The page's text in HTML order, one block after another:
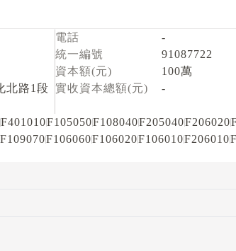
北路1段
電話
-
統一編號
91087722
資本額(元)
100萬
實收資本總額(元)
-
F401010F105050F108040F205040F206020
F109070F106060F106020F106010F206010